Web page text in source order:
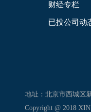
财经专栏
已投公司动
地址：北京市西城区
Copyright @ 2018